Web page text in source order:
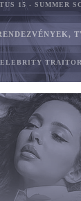
15 - SUMMER